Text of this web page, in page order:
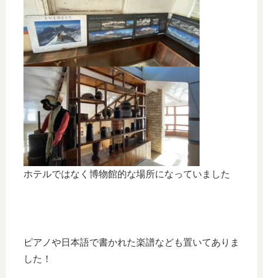
ホテルではなく博物館的な場所になっていました
ピアノや日本語で書かれた楽譜なども置いてありま
した！